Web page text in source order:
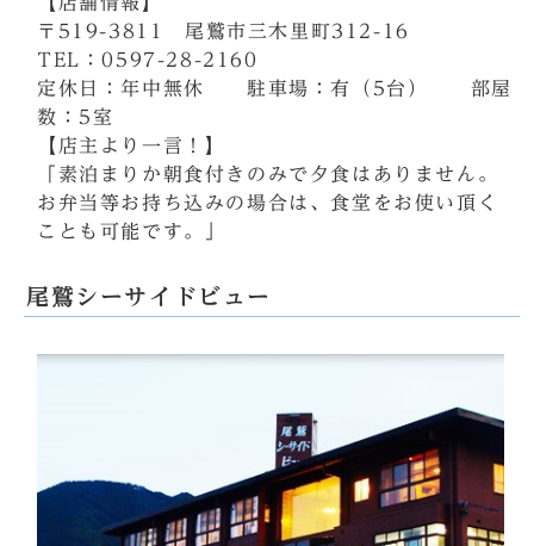
〒519-3811 尾鷲市三木里町312-16
TEL：0597-28-2160
定休日：年中無休 駐車場：有（5台） 部屋
数：5室
【店主より一言！】
「素泊まりか朝食付きのみで夕食はありません。
お弁当等お持ち込みの場合は、食堂をお使い頂く
ことも可能です。」
尾鷲シーサイドビュー